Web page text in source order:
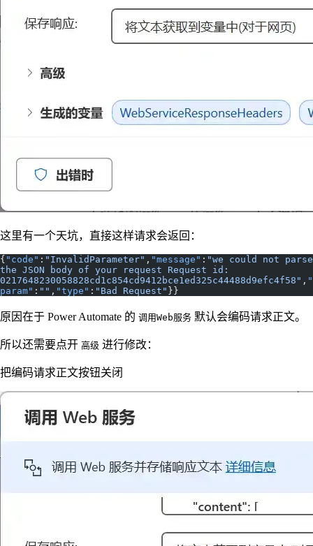
这里有一个天坑，直接这样请求会返回：
{ "code" : "InvalidParameter" , "message" : "we could not parse
the JSON body of your request Request id:
0217648230058828cd1c854cd9412bce1ed325c44488d9efc4f58" , "
param" : "" , "type" : "Bad Request" }}
原因在于 Power Automate 的 调用Web服务 默认会编码请求正文。
所以还需要点开 高级 进行修改：
把编码请求正文按钮关闭